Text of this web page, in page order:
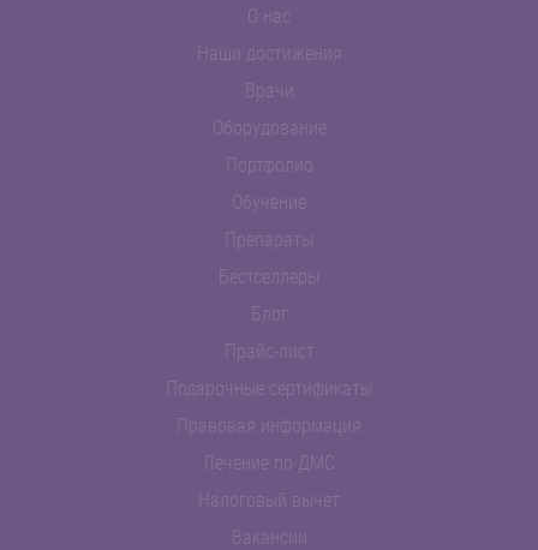
О нас
Наши достижения
Врачи
Оборудование
Портфолио
Обучение
Препараты
Бестселлеры
Блог
Прайс-лист
Подарочные сертификаты
Правовая информация
Лечение по ДМС
Налоговый вычет
Вакансии